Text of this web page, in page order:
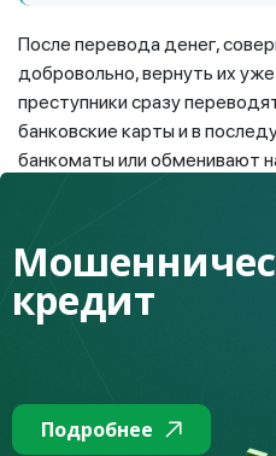
После перевода денег,
добровольно, вернуть их
преступники сразу
банковские карты и в
банкоматы или обменивают
поздно, и денежные средства
ввести людей в состояние
Мошенники, начав
звонка, далее
потенциальных жертв
кредит
Подробнее